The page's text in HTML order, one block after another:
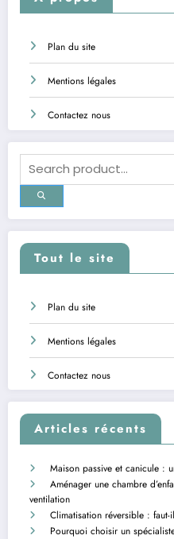
Plan du site
Mentions légales
Contactez nous
Tout le site
Plan du site
Mentions légales
Contactez nous
Articles récents
Maison passive et canicule :
Aménager une chambre
ventilation
Climatisation réversible : faut-
Pourquoi choisir un